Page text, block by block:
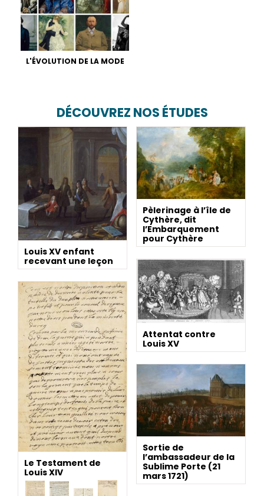
L'ÉVOLUTION DE LA MODE
DÉCOUVREZ NOS ÉTUDES
Louis XV enfant
recevant une leçon
Pèlerinage à l’île de
Cythère, dit
l’Embarquement
pour Cythère
Attentat contre
Louis XV
Le Testament de
Louis XIV
Sortie de
l’ambassadeur de la
Sublime Porte (21
mars 1721)